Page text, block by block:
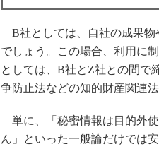
B社としては、自社の成果物
でしょう。この場合、利用に
としては、B社とZ社との間で
争防止法などの知的財産関連法
単に、「秘密情報は目的外
ん」といった一般論だけでは